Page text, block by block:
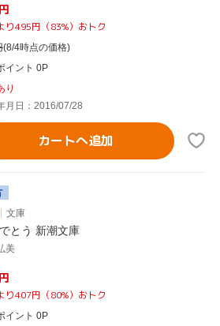
円
り495円（83%）おトク
(8/4時点の価格)
イント 0P
り
月日：2016/07/28
カートへ追加
文庫
とう 新潮文庫
美
円
り407円（80%）おトク
イント 0P